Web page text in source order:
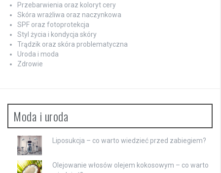
Przebarwienia oraz koloryt cery
Skóra wrażliwa oraz naczynkowa
SPF oraz fotoprotekcja
Styl życia i kondycja skóry
Trądzik oraz skóra problematyczna
Uroda i moda
Zdrowie
Moda i uroda
Liposukcja – co warto wiedzieć przed zabiegiem?
Olejowanie włosów olejem kokosowym – co warto